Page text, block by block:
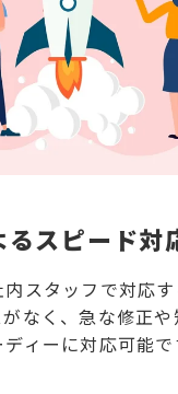
るスピード対
スタッフで対応
なく、急な修正
ィーに対応可能で